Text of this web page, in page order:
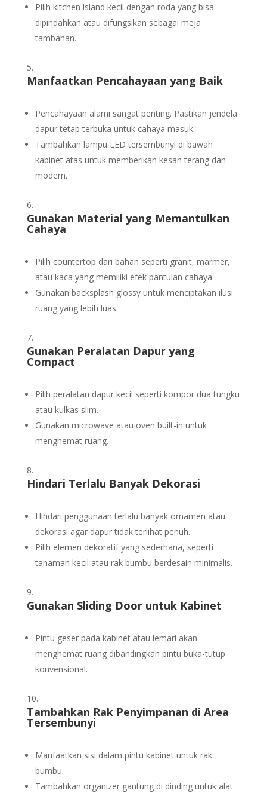
Pilih kitchen island kecil dengan roda yang bisa
dipindahkan atau difungsikan sebagai meja
tambahan.
Manfaatkan Pencahayaan yang Baik
Pencahayaan alami sangat penting. Pastikan jendela
dapur tetap terbuka untuk cahaya masuk.
Tambahkan lampu LED tersembunyi di bawah
kabinet atas untuk memberikan kesan terang dan
modern.
Gunakan Material yang Memantulkan
Cahaya
Pilih countertop dari bahan seperti granit, marmer,
atau kaca yang memiliki efek pantulan cahaya.
Gunakan backsplash glossy untuk menciptakan ilusi
ruang yang lebih luas.
Gunakan Peralatan Dapur yang
Compact
Pilih peralatan dapur kecil seperti kompor dua tungku
atau kulkas slim.
Gunakan microwave atau oven built-in untuk
menghemat ruang.
Hindari Terlalu Banyak Dekorasi
Hindari penggunaan terlalu banyak ornamen atau
dekorasi agar dapur tidak terlihat penuh.
Pilih elemen dekoratif yang sederhana, seperti
tanaman kecil atau rak bumbu berdesain minimalis.
Gunakan Sliding Door untuk Kabinet
Pintu geser pada kabinet atau lemari akan
menghemat ruang dibandingkan pintu buka-tutup
konvensional.
Tambahkan Rak Penyimpanan di Area
Tersembunyi
Manfaatkan sisi dalam pintu kabinet untuk rak
bumbu.
Tambahkan organizer gantung di dinding untuk alat